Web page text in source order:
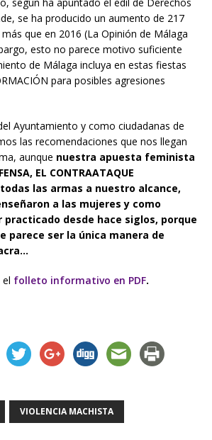
se ha producido un aumento de 217
que en 2016 (La Opinión de Málaga
esto no parece motivo suficiente
de Málaga incluya en estas fiestas
para posibles agresiones
Ayuntamiento y como ciudadanas de
las recomendaciones que nos llegan
aunque nuestra apuesta feminista
EL CONTRAATAQUE
todas las armas a nuestro alcance,
a las mujeres y como
practicado desde hace siglos, porque
parece ser la única manera de
folleto informativo en PDF.
VIOLENCIA MACHISTA